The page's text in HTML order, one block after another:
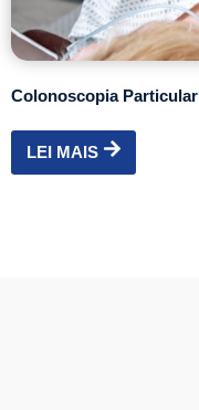
Colonoscopia
LEI MAIS